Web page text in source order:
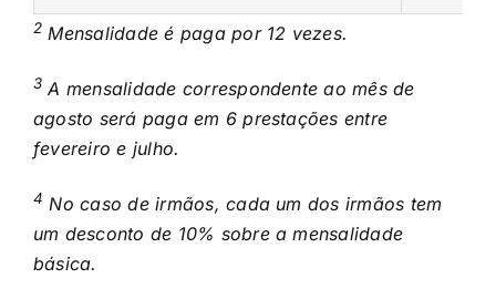
2 Mensalidade é paga por 12 vezes.
3 A mensalidade correspondente ao mês de
agosto será paga em 6 prestações entre
fevereiro e julho.
4 No caso de irmãos, cada um dos irmãos tem
um desconto de 10% sobre a mensalidade
básica.